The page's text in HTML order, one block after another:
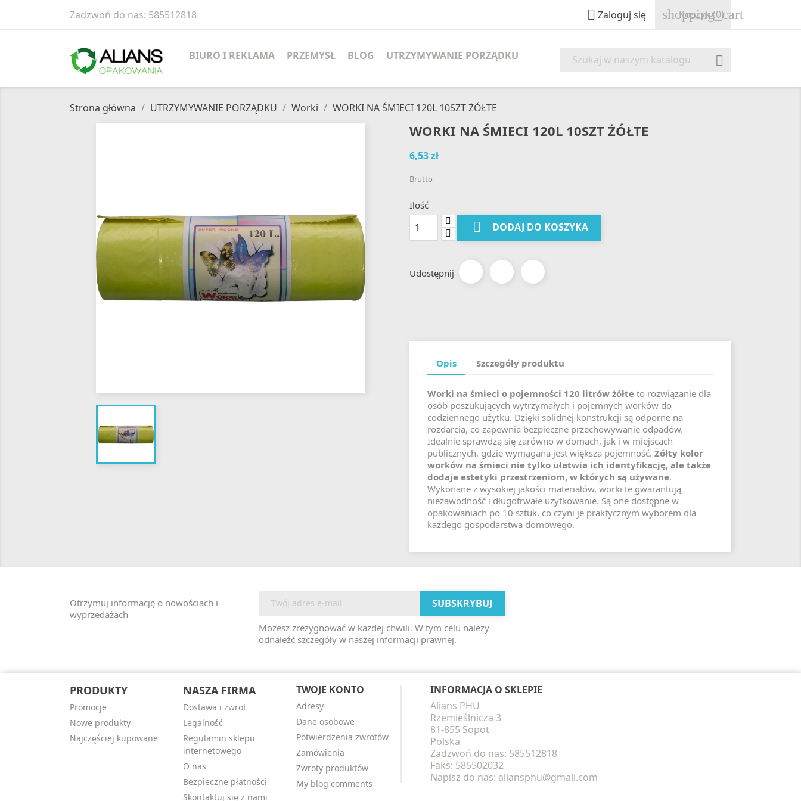
Zadzwoń do nas: 585512818  Zaloguj się shopping_cart
Koszyk(0)
BIURO I REKLAMA PRZEMYSŁ BLOG UTRZYMYWANIE PORZĄDKU 
Strona główna UTRZYMYWANIE PORZĄDKU Worki WORKI NA ŚMIECI 120L 10SZT ŻÓŁTE
WORKI NA ŚMIECI 120L 10SZT ŻÓŁTE
6,53 zł
Brutto
Ilość
 DODAJ DO KOSZYKA
Udostępnij
Opis Szczegóły produktu
Worki na śmieci o pojemności 120 litrów żółte to rozwiązanie dla
osób poszukujących wytrzymałych i pojemnych worków do
codziennego użytku. Dzięki solidnej konstrukcji są odporne na
rozdarcia, co zapewnia bezpieczne przechowywanie odpadów.
Idealnie sprawdzą się zarówno w domach, jak i w miejscach
publicznych, gdzie wymagana jest większa pojemność. Żółty kolor
worków na śmieci nie tylko ułatwia ich identyfikację, ale także
dodaje estetyki przestrzeniom, w których są używane.
Wykonane z wysokiej jakości materiałów, worki te gwarantują
niezawodność i długotrwałe użytkowanie. Są one dostępne w
opakowaniach po 10 sztuk, co czyni je praktycznym wyborem dla
każdego gospodarstwa domowego.
Otrzymuj informację o nowościach i
wyprzedażach
Możesz zrezygnować w każdej chwili. W tym celu należy
odnaleźć szczegóły w naszej informacji prawnej.
PRODUKTY
Promocje
Nowe produkty
Najczęściej kupowane
NASZA FIRMA
Dostawa i zwrot
Legalność
Regulamin sklepu
internetowego
O nas
Bezpieczne płatności
Skontaktuj się z nami
TWOJE KONTO
Adresy
Dane osobowe
Potwierdzenia zwrotów
Zamówienia
Zwroty produktów
My blog comments
INFORMACJA O SKLEPIE
Alians PHU
Rzemieślnicza 3
81-855 Sopot
Polska
Zadzwoń do nas: 585512818
Faks: 585502032
Napisz do nas: aliansphu@gmail.com